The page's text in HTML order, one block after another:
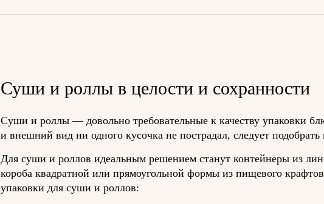
Суши и роллы в целости и сохранности
Суши и роллы — довольно требовательные к качеству упаковки
и внешний вид ни одного кусочка не пострадал, следует
Для суши и роллов идеальным решением станут контейнеры из
короба квадратной или прямоугольной формы из пищевого
упаковки для суши и роллов: